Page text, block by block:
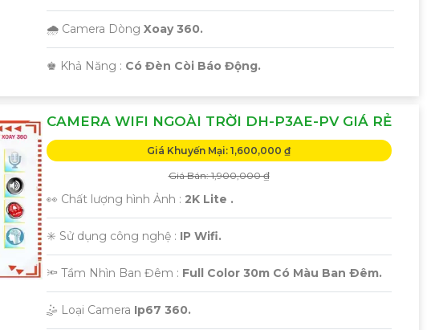
🌧️ Camera Dòng Xoay 360.
️♚ Khả Năng : Có Đèn Còi Báo Động.
CAMERA WIFI NGOÀI TRỜI DH-P3AE-PV GIÁ RẺ
Giá Khuyến Mại: 1,600,000 ₫
Giá Bán: 1,900,000 ₫
️
👀 Chất lượng hình Ảnh : 2K Lite .
✳️ Sử dụng công nghệ : IP Wifi.
🔦 Tầm Nhìn Ban Đêm : Full Color 30m Có Màu Ban Ðêm.
🤹 Loại Camera Ip67 360.